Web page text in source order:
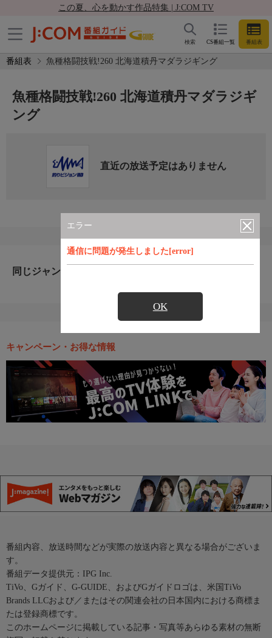
この夏、心を動かす作品特集 | J:COM TV
CS番組一覧 番組表
検索
番組表 魚種格闘技戦!260 北海道積丹マダラジギング
エラー
通信に問題が発生しました[error]
OK
魚種格闘技戦!260 北海道積丹マダラジギ
ング
直近の放送予定はありません
同じジャンルのおすすめ番組
キャンペーン・お得な情報
番組内容、放送時間などが実際の放送内容と異なる場合がございま
す。
番組データ提供元：IPG Inc.
TiVo、Gガイド、G-GUIDE、およびGガイドロゴは、米国TiVo
Brands LLCおよび／またはその関連会社の日本国内における商標ま
たは登録商標です。
このホームページに掲載している記事・写真等あらゆる素材の無断